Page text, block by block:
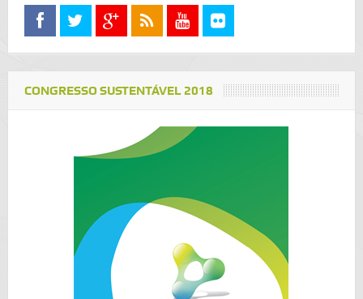
CONGRESSO SUSTENTÁVEL 2018